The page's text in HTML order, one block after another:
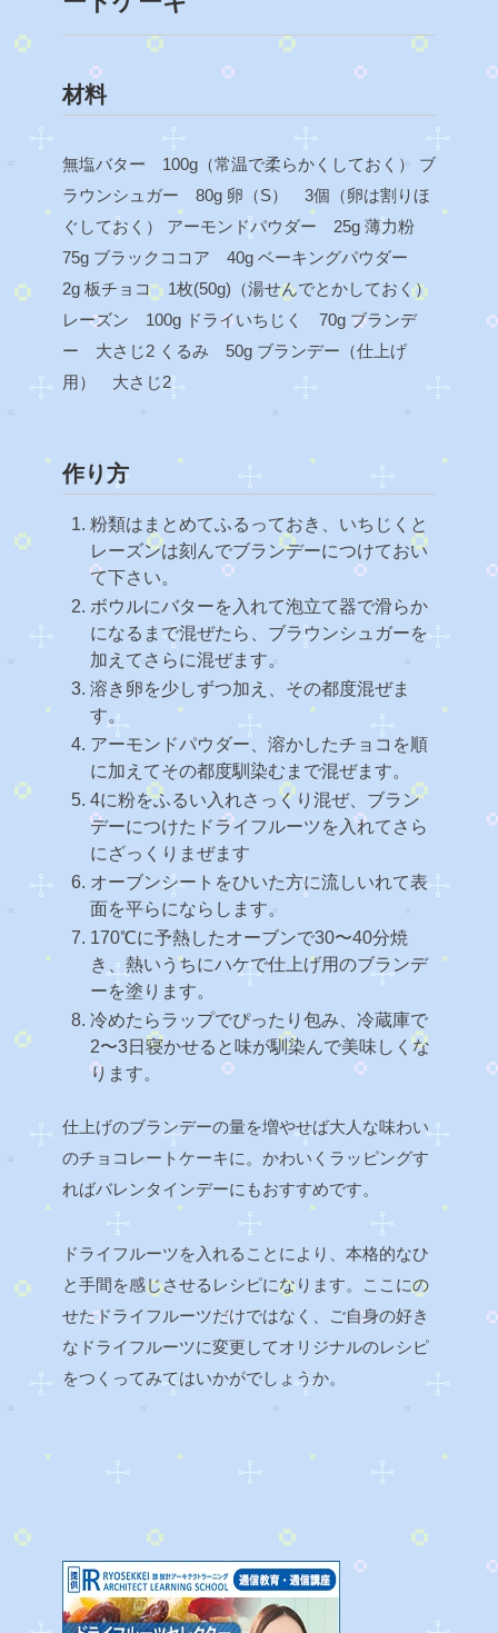
材料
無塩バター 100g（常温で柔らかくしておく）
ブ
ラウンシュガー 80g 卵（S） 3個（卵は割りほ
ぐしておく）
アーモンドパウダー 25g 薄力粉
75g ブラックココア 40g ベーキングパウダー
2g 板チョコ 1枚(50g)（湯せんでとかしておく）
レーズン 100g ドライいちじく 70g ブランデ
ー 大さじ2 くるみ 50g ブランデー（仕上げ
用） 大さじ2
作り方
粉類はまとめてふるっておき、いちじくと
レーズンは刻んでブランデーにつけておい
て下さい。
ボウルにバターを入れて泡立て器で滑らか
になるまで混ぜたら、ブラウンシュガーを
加えてさらに混ぜます。
溶き卵を少しずつ加え、その都度混ぜま
す。
アーモンドパウダー、溶かしたチョコを順
に加えてその都度馴染むまで混ぜます。
4に粉をふるい入れさっくり混ぜ、ブラン
デーにつけたドライフルーツを入れてさら
にざっくりまぜます
オーブンシートをひいた方に流しいれて表
面を平らにならします。
170℃に予熱したオーブンで30〜40分焼
き、熱いうちにハケで仕上げ用のブランデ
ーを塗ります。
冷めたらラップでぴったり包み、冷蔵庫で
2〜3日寝かせると味が馴染んで美味しくな
ります。
仕上げのブランデーの量を増やせば大人な味わい
のチョコレートケーキに。かわいくラッピングす
ればバレンタインデーにもおすすめです。
ドライフルーツを入れることにより、本格的なひ
と手間を感じさせるレシピになります。ここにの
せたドライフルーツだけではなく、ご自身の好き
なドライフルーツに変更してオリジナルのレシピ
をつくってみてはいかがでしょうか。